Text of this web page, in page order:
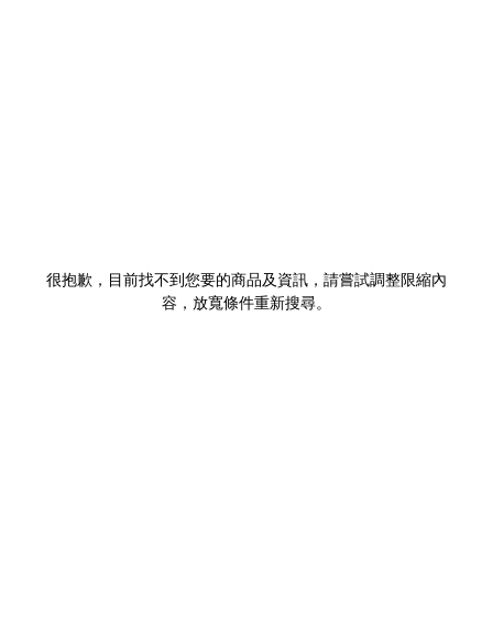
很抱歉，目前找不到您要的商品及資訊，請嘗試調整限縮內
容，放寬條件重新搜尋。